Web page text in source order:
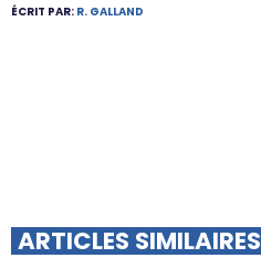
ÉCRIT PAR: R. GALLAND
ARTICLES SIMILAIRES